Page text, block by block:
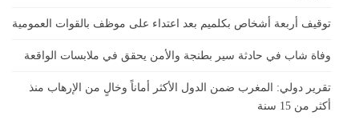
توقيف أربعة أشخاص بكلميم بعد اعتداء على موظف بالقوات العمومية
وفاة شاب في حادثة سير بطنجة والأمن يحقق في ملابسات الواقعة
تقرير دولي: المغرب ضمن الدول الأكثر أماناً وخالٍ من الإرهاب منذ
أكثر من 15 سنة